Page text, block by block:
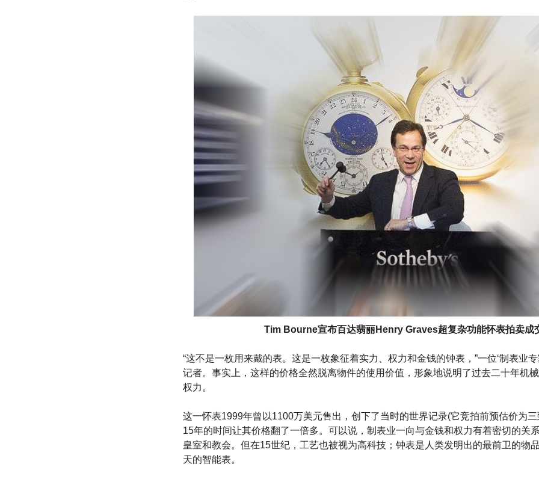
Tim Bourne宣布百达翡丽Henry Graves超复杂功能怀表拍卖成
“这不是一枚用来戴的表。这是一枚象征着实力、权力和金钱的钟表，”一位‘制表业
记者。事实上，这样的价格全然脱离物件的使用价值，形象地说明了过去二十年机
权力。
这一怀表1999年曾以1100万美元售出，创下了当时的世界记录(它竞拍前预估价为
15年的时间让其价格翻了一倍多。可以说，制表业一向与金钱和权力有着密切的关
皇室和教会。但在15世纪，工艺也被视为高科技；钟表是人类发明出的最前卫的物
天的智能表。